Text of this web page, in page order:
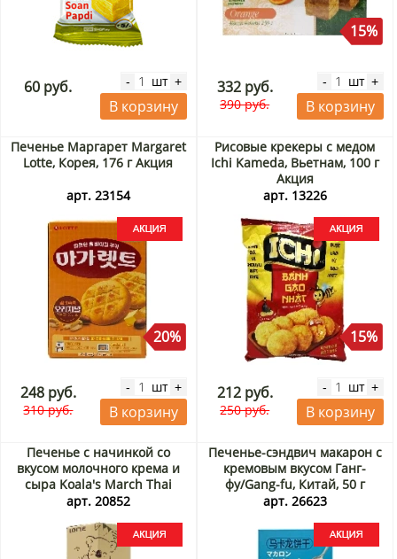
60 руб. - шт +
В корзину
15%
332 руб.
390 руб.
- шт +
В корзину
Печенье Маргарет Margaret
Lotte, Корея, 176 г Акция
арт. 23154
20%
248 руб.
310 руб.
- шт +
В корзину
Рисовые крекеры с медом
Ichi Kameda, Вьетнам, 100 г
Акция
арт. 13226
15%
212 руб.
250 руб.
- шт +
В корзину
Печенье с начинкой со
вкусом молочного крема и
сыра Koala's March Thai
Lotte, Таиланд, 37 г Акция
арт. 20852
Печенье-сэндвич макарон с
кремовым вкусом Ганг-
фу/Gang-fu, Китай, 50 г
Акция
арт. 26623